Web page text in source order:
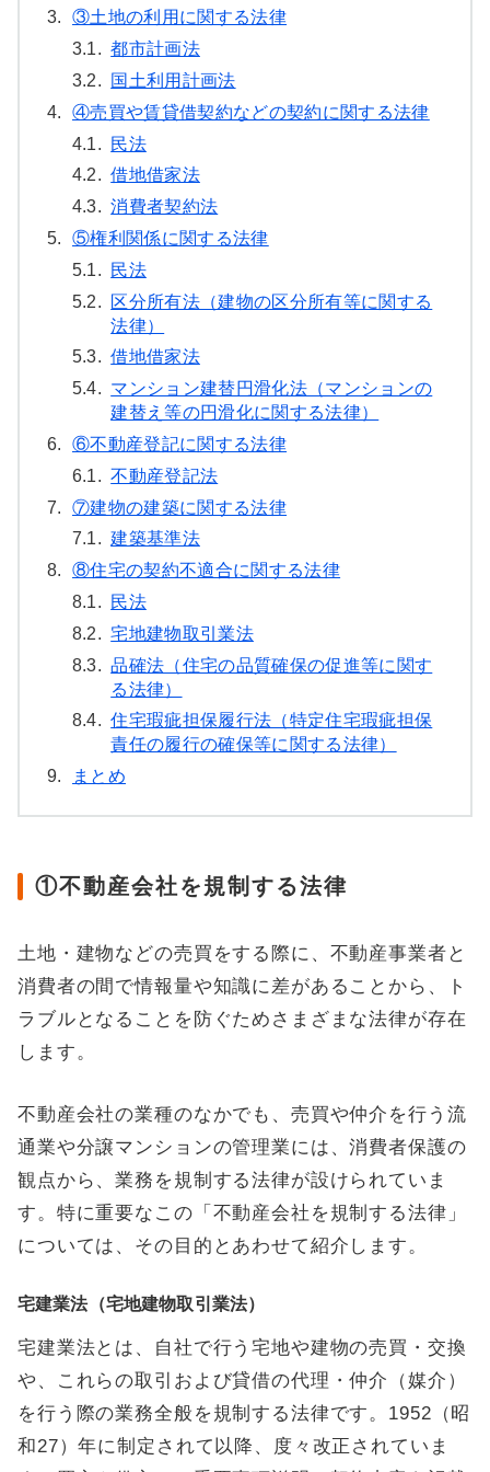
3.
③土地の利用に関する法律
3.1. 都市計画法
3.2.
国土利用計画法
4.
④売買や賃貸借契約などの契約に関する法律
4.1.
民法
4.2. 借地借家法
4.3. 消費者契約法
5.
⑤権利関係に関する法律
5.1.
民法
5.2.
区分所有法（建物の区分所有等に関する
法律）
5.3. 借地借家法
5.4. マンション建替円滑化法（マンションの
建替え等の円滑化に関する法律）
6.
⑥不動産登記に関する法律
6.1. 不動産登記法
7.
⑦建物の建築に関する法律
7.1. 建築基準法
8.
⑧住宅の契約不適合に関する法律
8.1.
民法
8.2. 宅地建物取引業法
8.3. 品確法（住宅の品質確保の促進等に関す
る法律）
8.4. 住宅瑕疵担保履行法（特定住宅瑕疵担保
責任の履行の確保等に関する法律）
9.
まとめ
①不動産会社を規制する法律
土地・建物などの売買をする際に、不動産事業者と
消費者の間で情報量や知識に差があることから、ト
ラブルとなることを防ぐためさまざまな法律が存在
します。
不動産会社の業種のなかでも、売買や仲介を行う流
通業や分譲マンションの管理業には、消費者保護の
観点から、業務を規制する法律が設けられていま
す。特に重要なこの「不動産会社を規制する法律」
については、その目的とあわせて紹介します。
宅建業法（宅地建物取引業法）
宅建業法とは、自社で行う宅地や建物の売買・交換
や、これらの取引および貸借の代理・仲介（媒介）
を行う際の業務全般を規制する法律です。1952（昭
和27）年に制定されて以降、度々改正されていま